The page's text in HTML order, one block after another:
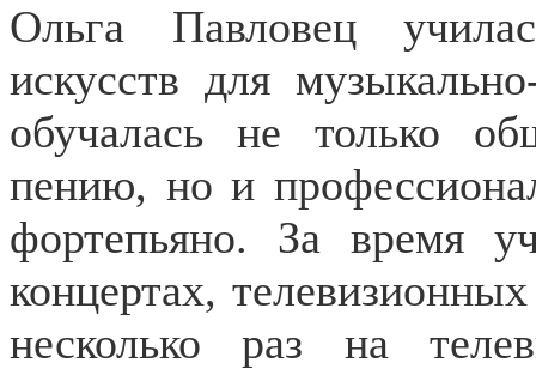
Ольга Павловец
искусств для
обучалась не только
пению, но и
фортепьяно. За время
концертах,
несколько раз на